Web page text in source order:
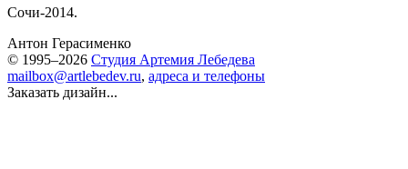
Сочи-2014.
Антон Герасименко
© 1995–2026 Студия Артемия Лебедева
mailbox@artlebedev.ru, адреса и телефоны
Заказать дизайн...